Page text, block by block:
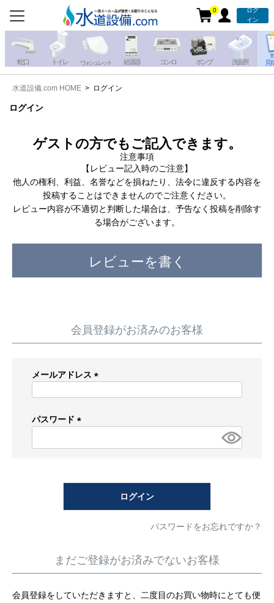
0
ログ
イン
蛇 口 トイレ ウォシュレット 給湯器 コンロ ポンプ 洗面所
見
お電話での注文・お見積も
承っております!!
写真を送る
蛇 口 トイレ
ウォシュレッ
給湯器 コンロ
洗面台
トイレ（便器）の交換はこちら
工事について
水道設備.com HOME ログイン
ログイン
ゲストの方でもご記入できます。
注意事項
【レビュー記入時のご注意】
他人の権利、利益、名誉などを損ねたり、法令に違反する内容を
投稿することはできませんのでご注意ください。
レビュー内容が不適切と判断した場合は、予告なく投稿を削除す
る場合がございます。
レビューを書く
会員登録がお済みのお客様
メールアドレス
パスワード
須)
ログイン
パスワードをお忘れですか？
まだご登録がお済みでないお客様
会員登録をしていただきますと、二度目のお買い物時にとても便